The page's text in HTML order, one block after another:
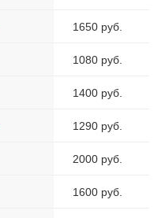
1650 руб.
1080 руб.
1400 руб.
1290 руб.
2000 руб.
1600 руб.